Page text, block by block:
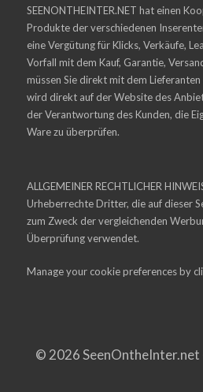
SEENONTHEINTER.NET hat einen
Produkte der verschiedenen
eine Vergütung für Klicks, Verkäufe,
Vorfall mit dem Kauf, Garantie,
müssen Sie direkt mit dem
wird direkt auf der Website des
der Verantwortung des Kunden, die
Ware zu überprüfen.
ALLGEMEINER RECHTLICHER
Urheberrechte Dritter, die auf dieser
zum Zweck der vergleichenden
Überprüfung verwendet.
Manage your cookie preferences by
© 2026 SeenOntheInter.net